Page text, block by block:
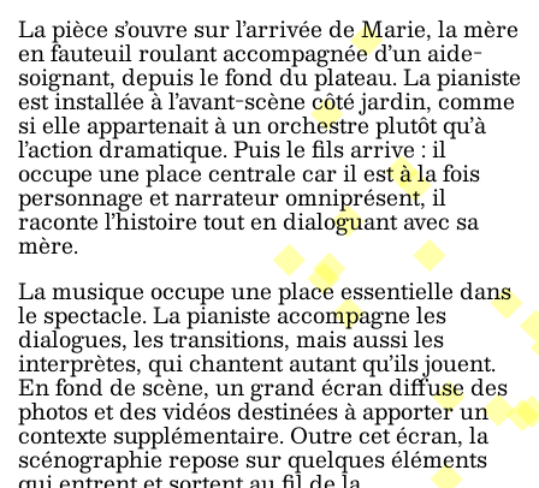
La pièce s’ouvre sur l’arrivée de Marie, la mère
en fauteuil roulant accompagnée d’un aide-
soignant, depuis le fond du plateau. La pianiste
est installée à l’avant-scène côté jardin, comme
si elle appartenait à un orchestre plutôt qu’à
l’action dramatique. Puis le fils arrive : il
occupe une place centrale car il est à la fois
personnage et narrateur omniprésent, il
raconte l’histoire tout en dialoguant avec sa
mère.
La musique occupe une place essentielle dans
le spectacle. La pianiste accompagne les
dialogues, les transitions, mais aussi les
interprètes, qui chantent autant qu’ils jouent.
En fond de scène, un grand écran diffuse des
photos et des vidéos destinées à apporter un
contexte supplémentaire. Outre cet écran, la
scénographie repose sur quelques éléments